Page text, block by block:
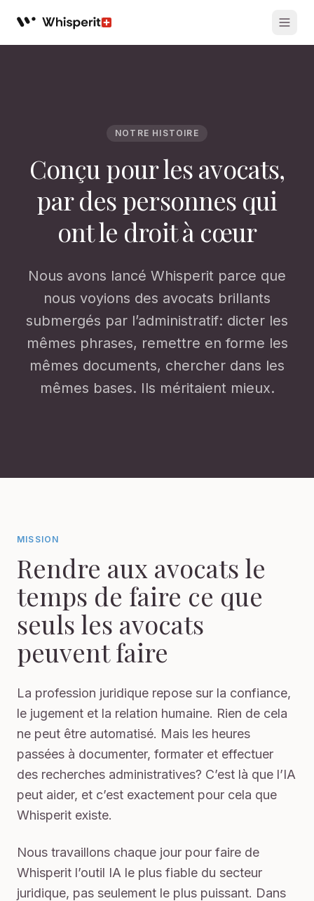
Whisperit AI legal workspace
NOTRE HISTOIRE
Conçu pour les avocats,
par des personnes qui
ont le droit à cœur
Nous avons lancé Whisperit parce que
nous voyions des avocats brillants
submergés par l’administratif: dicter les
mêmes phrases, remettre en forme les
mêmes documents, chercher dans les
mêmes bases. Ils méritaient mieux.
MISSION
Rendre aux avocats le
temps de faire ce que
seuls les avocats
peuvent faire
La profession juridique repose sur la confiance,
le jugement et la relation humaine. Rien de cela
ne peut être automatisé. Mais les heures
passées à documenter, formater et effectuer
des recherches administratives? C’est là que l’IA
peut aider, et c’est exactement pour cela que
Whisperit existe.
Nous travaillons chaque jour pour faire de
Whisperit l’outil IA le plus fiable du secteur
juridique, pas seulement le plus puissant. Dans